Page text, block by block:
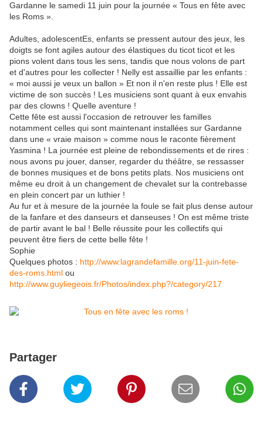
Gardanne le samedi 11 juin pour la journée « Tous en fête avec
les Roms ».
Adultes, adolescentEs, enfants se pressent autour des jeux, les
doigts se font agiles autour des élastiques du ticot ticot et les
pions volent dans tous les sens, tandis que nous volons de part
et d'autres pour les collecter ! Nelly est assaillie par les enfants :
« moi aussi je veux un ballon » Et non il n'en reste plus ! Elle est
victime de son succès ! Les musiciens sont quant à eux envahis
par des clowns ! Quelle aventure !
Cette fête est aussi l'occasion de retrouver les familles
notamment celles qui sont maintenant installées sur Gardanne
dans une « vraie maison » comme nous le raconte fièrement
Yasmina ! La journée est pleine de rebondissements et de rires :
nous avons pu jouer, danser, regarder du théâtre, se ressasser
de bonnes musiques et de bons petits plats. Nos musiciens ont
même eu droit à un changement de chevalet sur la contrebasse
en plein concert par un luthier !
Au fur et à mesure de la journée la foule se fait plus dense autour
de la fanfare et des danseurs et danseuses ! On est même triste
de partir avant le bal ! Belle réussite pour les collectifs qui
peuvent être fiers de cette belle fête !
Sophie
Quelques photos : http://www.lagrandefamille.org/11-juin-fete-
des-roms.html ou
http://www.guyliegeois.fr/Photos/index.php?/category/217
Partager